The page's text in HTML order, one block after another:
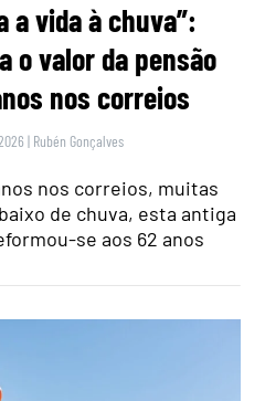
a vida à chuva”:
o valor da pensão
nos correios
| Rubén Gonçalves
nos correios, muitas
de chuva, esta antiga
se aos 62 anos